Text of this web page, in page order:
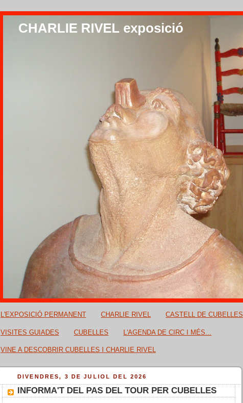
CHARLIE RIVEL exposició
L'EXPOSICIÓ PERMANENT CHARLIE RIVEL CASTELL DE CUBELLES
VISITES GUIADES CUBELLES L'AGENDA DE CIRC I MÉS...
VINE A DESCOBRIR CUBELLES I CHARLIE RIVEL
DIVENDRES, 3 DE JULIOL DEL 2026
INFORMA'T DEL PAS DEL TOUR PER CUBELLES